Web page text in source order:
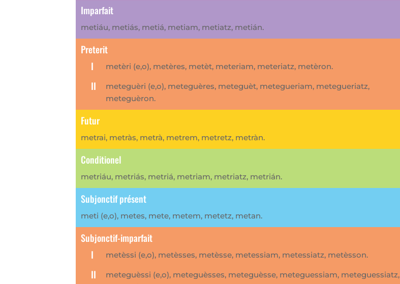
Imparfait
metiáu, metiás, metiá, metiam, metiatz, metián.
Preterit
I
metèri (e,o), metères, metèt, meteriam, meteriatz, metèron.
II
meteguèri (e,o), meteguères, meteguèt, metegueriam, metegueriatz,
meteguèron.
Futur
metrai, metràs, metrà, metrem, metretz, metràn.
Conditionel
metriáu, metriás, metriá, metriam, metriatz, metrián.
Subjonctif présent
meti (e,o), metes, mete, metem, metetz, metan.
Subjonctif-imparfait
I
metèssi (e,o), metèsses, metèsse, metessiam, metessiatz, metèsson.
II
meteguèssi (e,o), meteguèsses, meteguèsse, meteguessiam, meteguessiatz,